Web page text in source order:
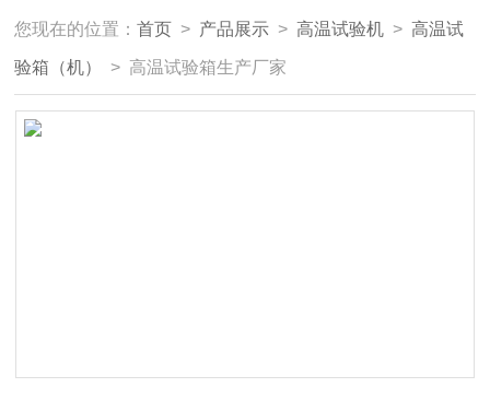
您现在的位置：首页 > 产品展示 >高温试验机 >高温试
验箱（机） > 高温试验箱生产厂家